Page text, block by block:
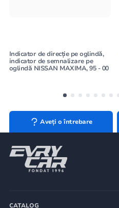
Indicator de direcție pe oglindă,
indicator de semnalizare pe
oglindă NISSAN MAXIMA, 95 - 00
Aveți o întrebare
CATALOG